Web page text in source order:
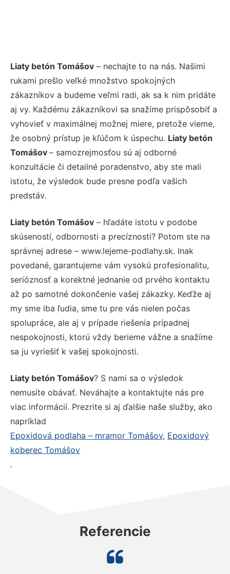
Liaty betón Tomášov – nechajte to na nás. Našimi
rukami prešlo veľké množstvo spokojných
zákazníkov a budeme veľmi radi, ak sa k nim pridáte
aj vy. Každému zákazníkovi sa snažíme prispôsobiť a
vyhovieť v maximálnej možnej miere, pretože vieme,
že osobný prístup je kľúčom k úspechu. Liaty betón
Tomášov – samozrejmosťou sú aj odborné
konzultácie či detailné poradenstvo, aby ste mali
istotu, že výsledok bude presne podľa vašich
predstáv.
Liaty betón Tomášov – hľadáte istotu v podobe
skúseností, odbornosti a precíznosti? Potom ste na
správnej adrese – www.lejeme-podlahy.sk. Inak
povedané, garantujeme vám vysokú profesionalitu,
serióznosť a korektné jednanie od prvého kontaktu
až po samotné dokončenie vašej zákazky. Keďže aj
my sme iba ľudia, sme tu pre vás nielen počas
spolupráce, ale aj v prípade riešenia prípadnej
nespokojnosti, ktorú vždy berieme vážne a snažíme
sa ju vyriešiť k vašej spokojnosti.
Liaty betón Tomášov? S nami sa o výsledok
nemusíte obávať. Neváhajte a kontaktujte nás pre
viac informácií. Prezrite si aj ďalšie naše služby, ako
napríklad
Epoxidová podlaha – mramor Tomášov, Epoxidový
koberec Tomášov
.
Referencie